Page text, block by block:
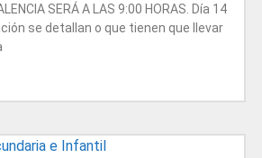
SERÁ A LAS 9:00 HORAS. Día 14
se detallan o que tienen que llevar